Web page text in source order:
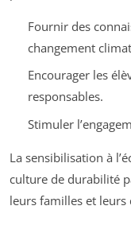
Fournir des
changement
Encourager les
responsables.
Stimuler
La sensibilisation à
culture de durabilité
leurs familles et leurs